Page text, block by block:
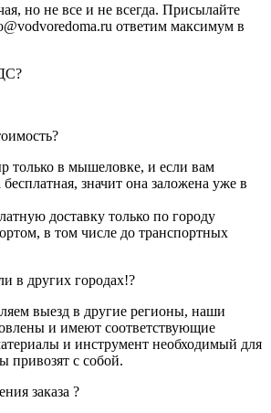
но не все и не всегда. Присылайте
ответим максимум в
только в мышеловке, и если вам
бесплатная, значит она заложена уже в
доставку только по городу
в том числе до транспортных
в других городах!?
выезд в другие регионы, наши
и имеют соответствующие
и инструмент необходимый для
привозят с собой.
заказа ?